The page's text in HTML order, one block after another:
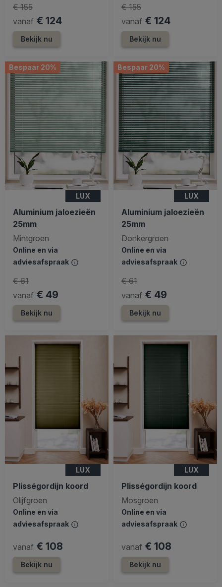
vanaf € 124
€ 155
Bekijk nu
vanaf € 124
€ 155
Bekijk nu
Bespaar 20%
LUX
Aluminium jaloezieën
25mm
Mintgroen
Online en via
adviesafspraak
vanaf € 49
€ 61
Bekijk nu
Bespaar 20%
LUX
Aluminium jaloezieën
25mm
Donkergroen
Online en via
adviesafspraak
vanaf € 49
€ 61
Bekijk nu
LUX
Plisségordijn koord
Olijfgroen
Online en via
adviesafspraak
vanaf € 108
Bekijk nu
LUX
Plisségordijn koord
Mosgroen
Online en via
adviesafspraak
vanaf € 108
Bekijk nu